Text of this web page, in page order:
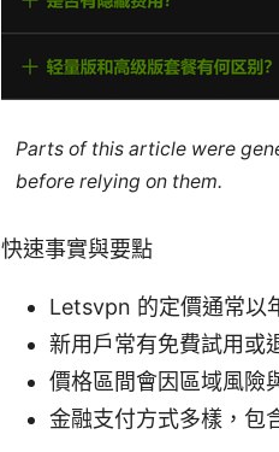
Parts of this article were
before relying on them.
快速事實與要點
Letsvpn 的定價通常以
新用戶常有免費試用或
價格區間會因區域風險
金融支付方式多樣，包